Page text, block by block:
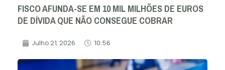
FISCO AFUNDA-SE EM 10 MIL MILHÕES DE EUROS
DE DÍVIDA QUE NÃO CONSEGUE COBRAR
Julho 21, 2026 10:56